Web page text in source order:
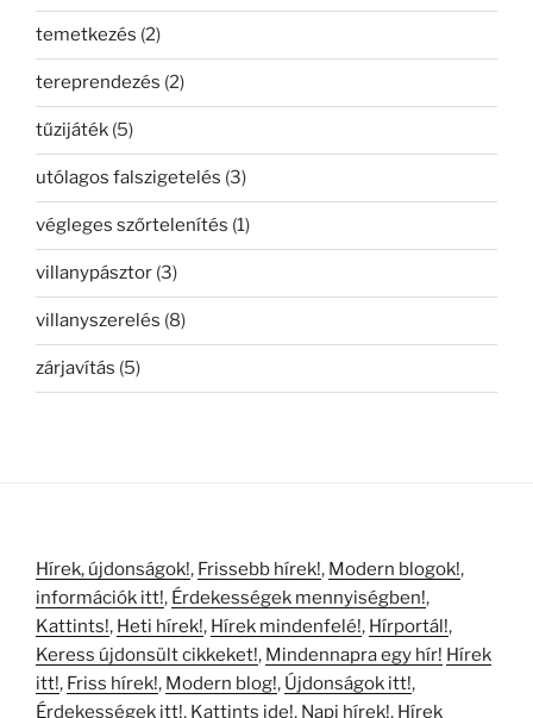
temetkezés (2)
tereprendezés (2)
tűzijáték (5)
utólagos falszigetelés (3)
végleges szőrtelenítés (1)
villanypásztor (3)
villanyszerelés (8)
zárjavítás (5)
Hírek, újdonságok!, Frissebb hírek!, Modern blogok!,
információk itt!, Érdekességek mennyiségben!,
Kattints!, Heti hírek!, Hírek mindenfelé!, Hírportál!,
Keress újdonsült cikkeket!, Mindennapra egy hír! Hírek
itt!, Friss hírek!, Modern blog!, Újdonságok itt!,
Érdekességek itt!, Kattints ide!, Napi hírek!, Hírek